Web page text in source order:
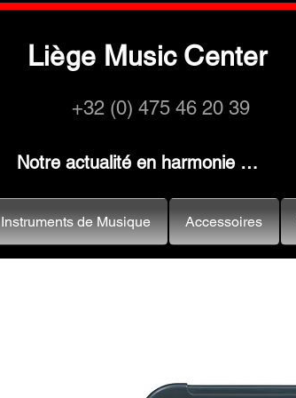
Liège Music Center
+32 (0) 475 46 20 39
Notre actualité en harmonie …
Instruments de Musique Accessoires